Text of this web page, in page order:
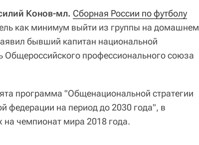
Конов-мл. Сборная России по футболу
как минимум выйти из группы на домашнем
бывший капитан национальной
Общероссийского профессионального союза
программа "Общенациональной стратегии
федерации на период до 2030 года", в
на чемпионат мира 2018 года.